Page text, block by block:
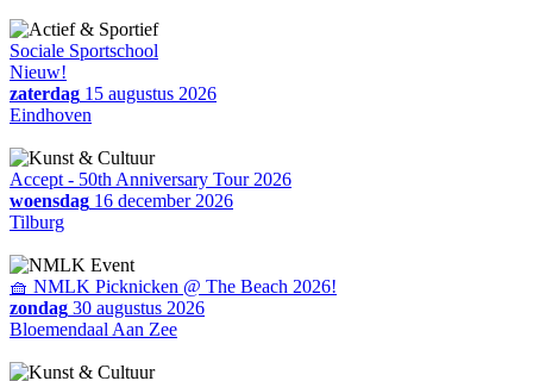
Sociale Sportschool
Nieuw!
zaterdag 15 augustus 2026
Eindhoven
Accept - 50th Anniversary Tour 2026
woensdag 16 december 2026
Tilburg
🧺 NMLK Picknicken @ The Beach 2026!
zondag 30 augustus 2026
Bloemendaal Aan Zee